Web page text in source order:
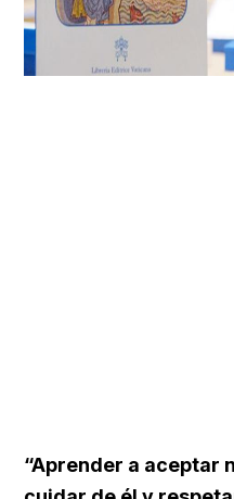
“Aprender a aceptar